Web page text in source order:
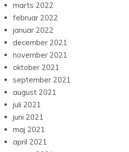
marts 2022
februar 2022
januar 2022
december 2021
november 2021
oktober 2021
september 2021
august 2021
juli 2021
juni 2021
maj 2021
april 2021